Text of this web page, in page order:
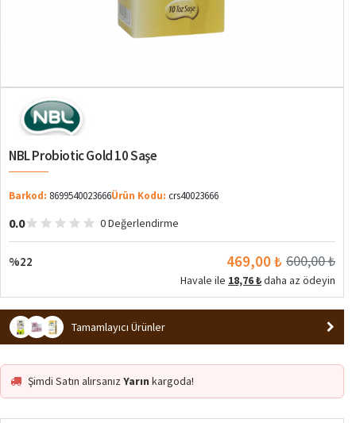
NBL Probiotic Gold 10 Saşe
Barkod: 8699540023666Ürün Kodu: crs40023666
0.0 0 Değerlendirme
%22 469,00 ₺ 600,00 ₺
Havale ile 18,76 ₺daha az ödeyin
Tamamlayıcı Ürünler
Şimdi Satın alırsanızYarın kargoda!